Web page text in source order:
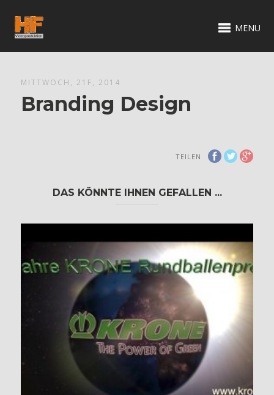
MENU
MITTWOCH, 21F, 2014
Branding Design
TEILEN
DAS KÖNNTE IHNEN GEFALLEN ...